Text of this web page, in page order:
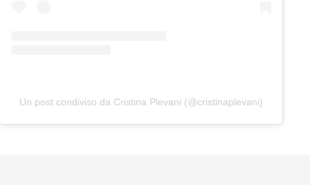
Un post condiviso da Cristina Plevani (@cristinaplevani)